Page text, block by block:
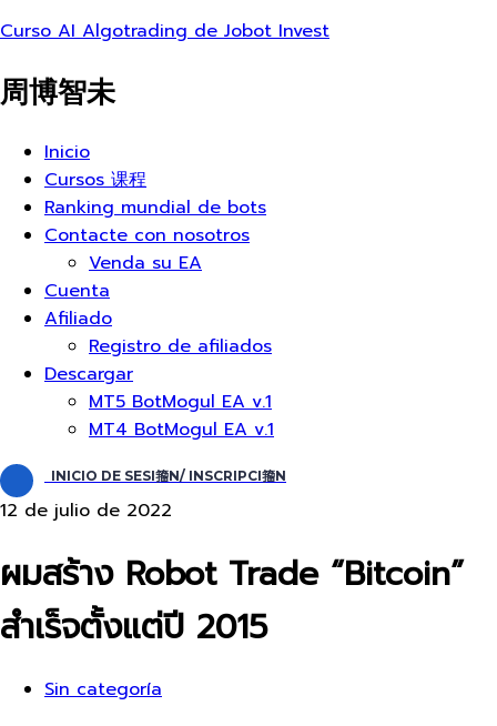
Curso AI Algotrading de Jobot Invest
周博智未
MenúInicio
Cursos 课程
Ranking mundial de bots
Contacte con nosotros
Venda su EA
Cuenta
Afiliado
Registro de afiliados
Descargar
MT5 BotMogul EA v.1
MT4 BotMogul EA v.1
INICIO DE SESI籀N/ INSCRIPCI籀N
12 de julio de 2022
ผมสร้าง Robot Trade “Bitcoin”
สำเร็จตั้งแต่ปี 2015
Sin categoría